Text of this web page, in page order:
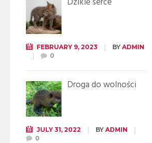
FEBRUARY 9, 2023 BY ADMIN
0
Droga do wolności
JULY 31, 2022 BY ADMIN
0